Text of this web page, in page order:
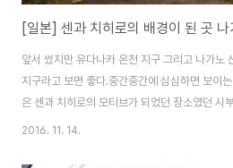
앞서 썼지만 유다나카 온천 지구 그리고 나가노
지구라고 보면 좋다.중간중간에 심심하면 보이
은 센과 치히로의 모티브가 되었던 장소였던 시
전경은 흔히 보이는 일본 온천 마을과 다를것 없
2016. 11. 14.